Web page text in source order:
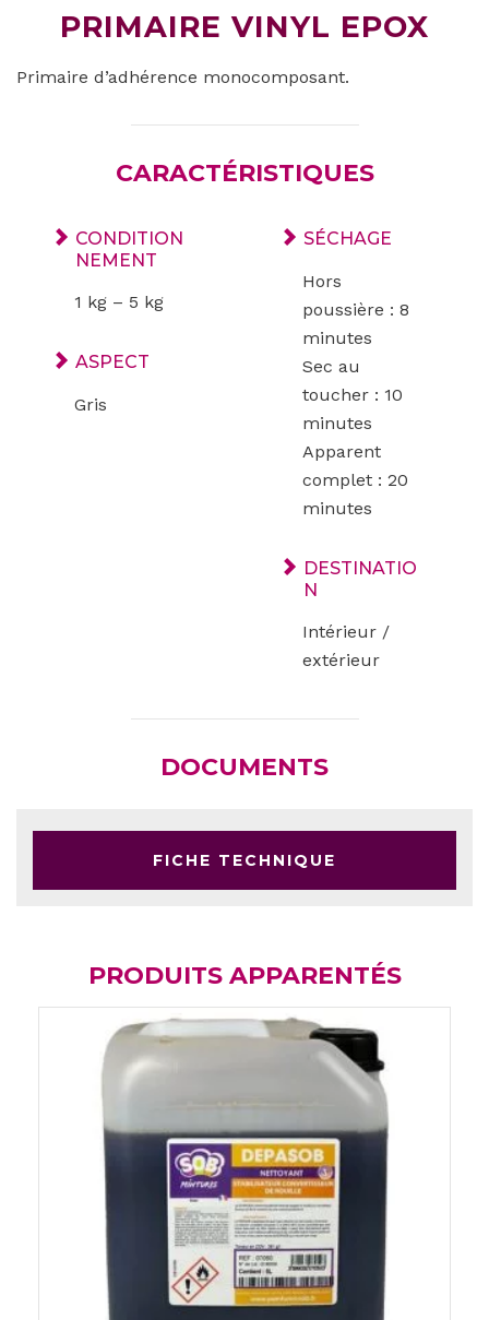
PRIMAIRE VINYL EPOX
Primaire d’adhérence monocomposant.
CARACTÉRISTIQUES
CONDITION
NEMENT
1 kg – 5 kg
ASPECT
Gris
SÉCHAGE
Hors
poussière : 8
minutes
Sec au
toucher : 10
minutes
Apparent
complet : 20
minutes
DESTINATIO
N
Intérieur /
extérieur
DOCUMENTS
FICHE TECHNIQUE
PRODUITS APPARENTÉS